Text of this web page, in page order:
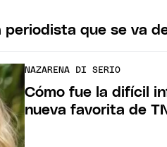
periodista que se va
NAZARENA DI SERIO
Cómo fue la difícil
nueva favorita de